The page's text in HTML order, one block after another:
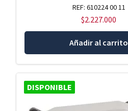
REF: 610224 00 11
$2.227.000
Añadir al carrito
DISPONIBLE